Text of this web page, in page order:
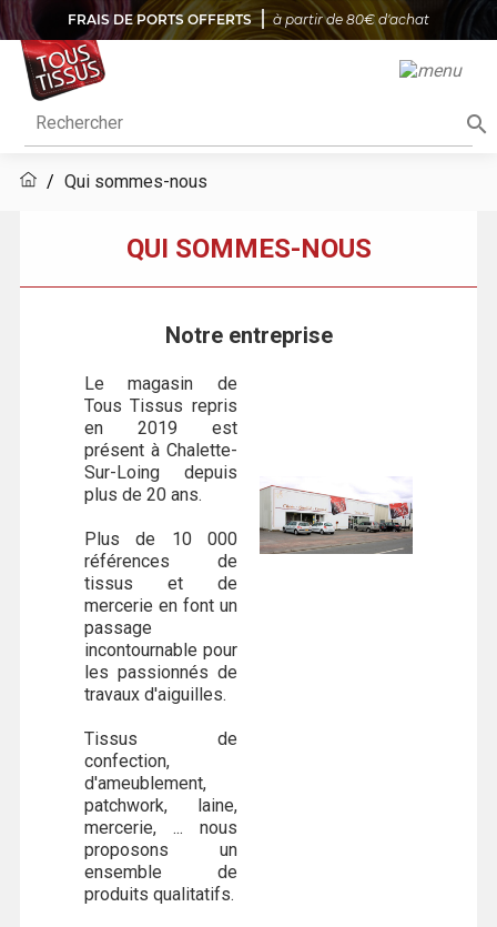
FRAIS DE PORTS OFFERTS à partir de 80€ d'achat

Qui sommes-nous
QUI SOMMES-NOUS
Notre entreprise
Le magasin de
Tous Tissus repris
en 2019 est
présent à Chalette-
Sur-Loing depuis
plus de 20 ans.
Plus de 10 000
références de
tissus et de
mercerie en font un
passage
incontournable pour
les passionnés de
travaux d'aiguilles.
Tissus de
confection,
d'ameublement,
patchwork, laine,
mercerie, ... nous
proposons un
ensemble de
produits qualitatifs.